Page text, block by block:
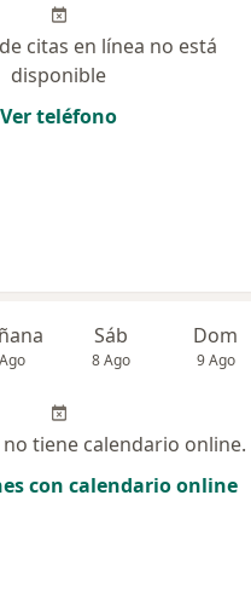
citas en línea no está
disponible
Ver teléfono
Sáb
8 Ago
Dom
9 Ago
tiene calendario online.
con calendario online